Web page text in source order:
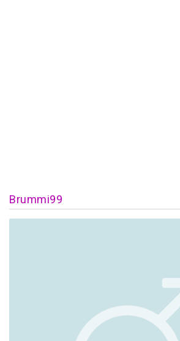
Brummi99